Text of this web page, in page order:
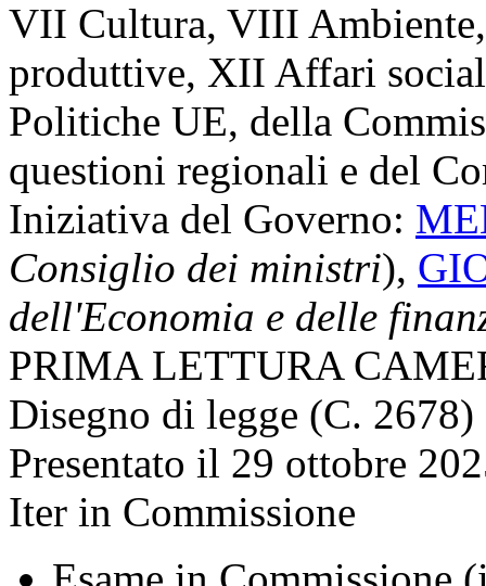
VII Cultura, VIII
produttive, XII Affari
Politiche UE, della
questioni regionali e del
Iniziativa del Governo:
Consiglio dei ministri),
dell'Economia e delle
PRIMA LETTURA
Disegno di legge (C. 2678)
Presentato il 29 ottobre
Iter in Commissione